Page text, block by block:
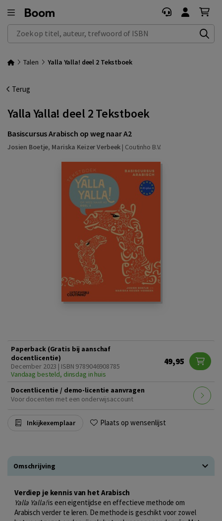
Zoek op titel, auteur, trefwoord of ISBN
Talen Yalla Yalla! deel 2 Tekstboek
Terug
Yalla Yalla! deel 2 Tekstboek
Basiscursus Arabisch op weg naar A2
Josien Boetje, Mariska Keizer Verbeek | Coutinho B.V.
Paperback (Gratis bij aanschaf
docentlicentie)
December 2023 | ISBN 9789046908785
Vandaag besteld, dinsdag in huis
49,95
Docentlicentie / demo-licentie aanvragen
Voor docenten met een onderwijsaccount
Inkijkexemplaar Plaats op wensenlijst
Omschrijving
Verdiep je kennis van het Arabisch
Yalla Yalla!is een eigentijdse en effectieve methode om
Arabisch verder te leren. De methode is geschikt voor zowel